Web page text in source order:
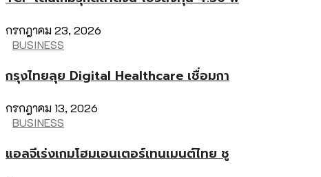
กรกฎาคม 23, 2026
BUSINESS
กรุงไทยลุย Digital Healthcare เชื่อมกา
กรกฎาคม 13, 2026
BUSINESS
แอลจีเร่งเกมโฮมเอนเตอร์เทนเมนต์ไทย ชู